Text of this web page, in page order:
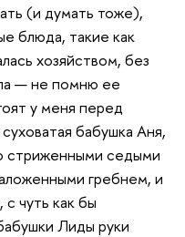
(и думать тоже),
блюда, такие как
хозяйством, без
— не помню ее
у меня перед
бабушка Аня,
стриженными седыми
гребнем, и
чуть как бы
Лиды руки